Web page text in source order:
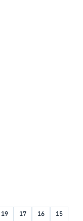
19 17 16
15